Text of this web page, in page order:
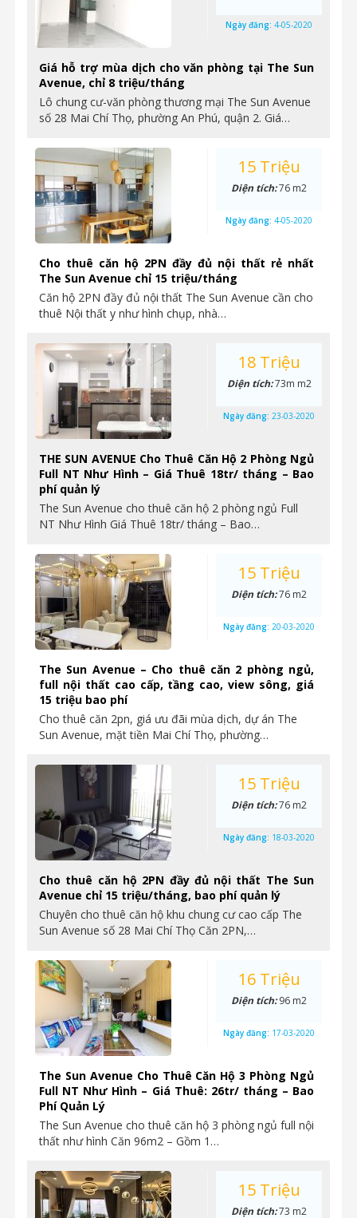
Giá hỗ trợ mùa dịch cho văn phòng tại The Sun
Avenue, chỉ 8 triệu/tháng
Lô chung cư-văn phòng thương mại The Sun Avenue
số 28 Mai Chí Thọ, phường An Phú, quận 2. Giá…
Ngày đăng: 4-05-2020
Cho thuê căn hộ 2PN đầy đủ nội thất rẻ nhất
The Sun Avenue chỉ 15 triệu/tháng
Căn hộ 2PN đầy đủ nội thất The Sun Avenue cần cho
thuê Nội thất y như hình chụp, nhà…
15 Triệu
Diện tích:76 m2
Ngày đăng: 4-05-2020
THE SUN AVENUE Cho Thuê Căn Hộ 2 Phòng Ngủ
Full NT Như Hình – Giá Thuê 18tr/ tháng – Bao
phí quản lý
The Sun Avenue cho thuê căn hộ 2 phòng ngủ Full
NT Như Hình Giá Thuê 18tr/ tháng – Bao…
18 Triệu
Diện tích:73m m2
Ngày đăng: 23-03-2020
The Sun Avenue – Cho thuê căn 2 phòng ngủ,
full nội thất cao cấp, tầng cao, view sông, giá
15 triệu bao phí
Cho thuê căn 2pn, giá ưu đãi mùa dịch, dự án The
Sun Avenue, mặt tiền Mai Chí Thọ, phường…
15 Triệu
Diện tích:76 m2
Ngày đăng: 20-03-2020
Cho thuê căn hộ 2PN đầy đủ nội thất The Sun
Avenue chỉ 15 triệu/tháng, bao phí quản lý
Chuyên cho thuê căn hộ khu chung cư cao cấp The
Sun Avenue số 28 Mai Chí Thọ Căn 2PN,…
15 Triệu
Diện tích:76 m2
Ngày đăng: 18-03-2020
The Sun Avenue Cho Thuê Căn Hộ 3 Phòng Ngủ
Full NT Như Hình – Giá Thuê: 26tr/ tháng – Bao
Phí Quản Lý
The Sun Avenue cho thuê căn hộ 3 phòng ngủ full nội
thất như hình Căn 96m2 – Gồm 1…
16 Triệu
Diện tích:96 m2
Ngày đăng: 17-03-2020
15 Triệu
Diện tích:73 m2